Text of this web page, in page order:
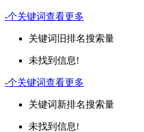
-个关键词查看更多
关键词 旧排名搜索量
未找到信息!
-个关键词查看更多
关键词新排名搜索量
未找到信息!